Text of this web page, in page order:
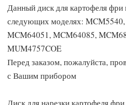
Данный диск для картофеля фри
следующих моделях:
MCM64051, MCM64085,
MUM4757COE
Перед заказом, пожалуйста,
с Вашим прибором